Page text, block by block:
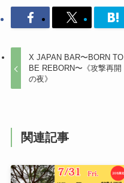
X JAPAN BAR〜BORN TO
BE REBORN〜《攻撃再開
の夜》
関連記事